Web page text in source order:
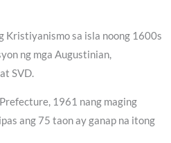
Kristiyanismo sa isla noong 1600s
ng mga Augustinian,
SVD.
1961 nang maging
ang 75 taon ay ganap na itong